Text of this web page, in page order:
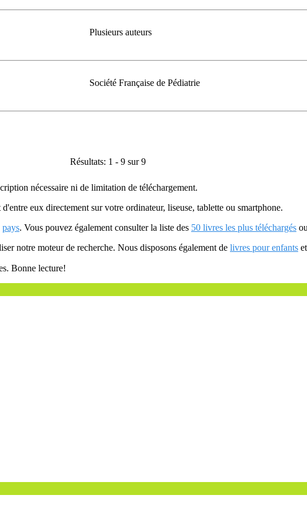
Plusieurs auteurs
Société Française de Pédiatrie
Résultats: 1 - 9 sur 9
nécessaire ni de limitation de téléchargement.
eux directement sur votre ordinateur, liseuse, tablette ou smartphone.
pays. Vous pouvez également consulter la liste des 50 livres les plus téléchargés
notre moteur de recherche. Nous disposons également de livres pour enfants
Bonne lecture!